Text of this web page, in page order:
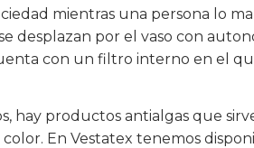
mientras una persona lo
desplazan por el vaso con
con un filtro interno en el
hay productos antialgas que
En Vestatex tenemos